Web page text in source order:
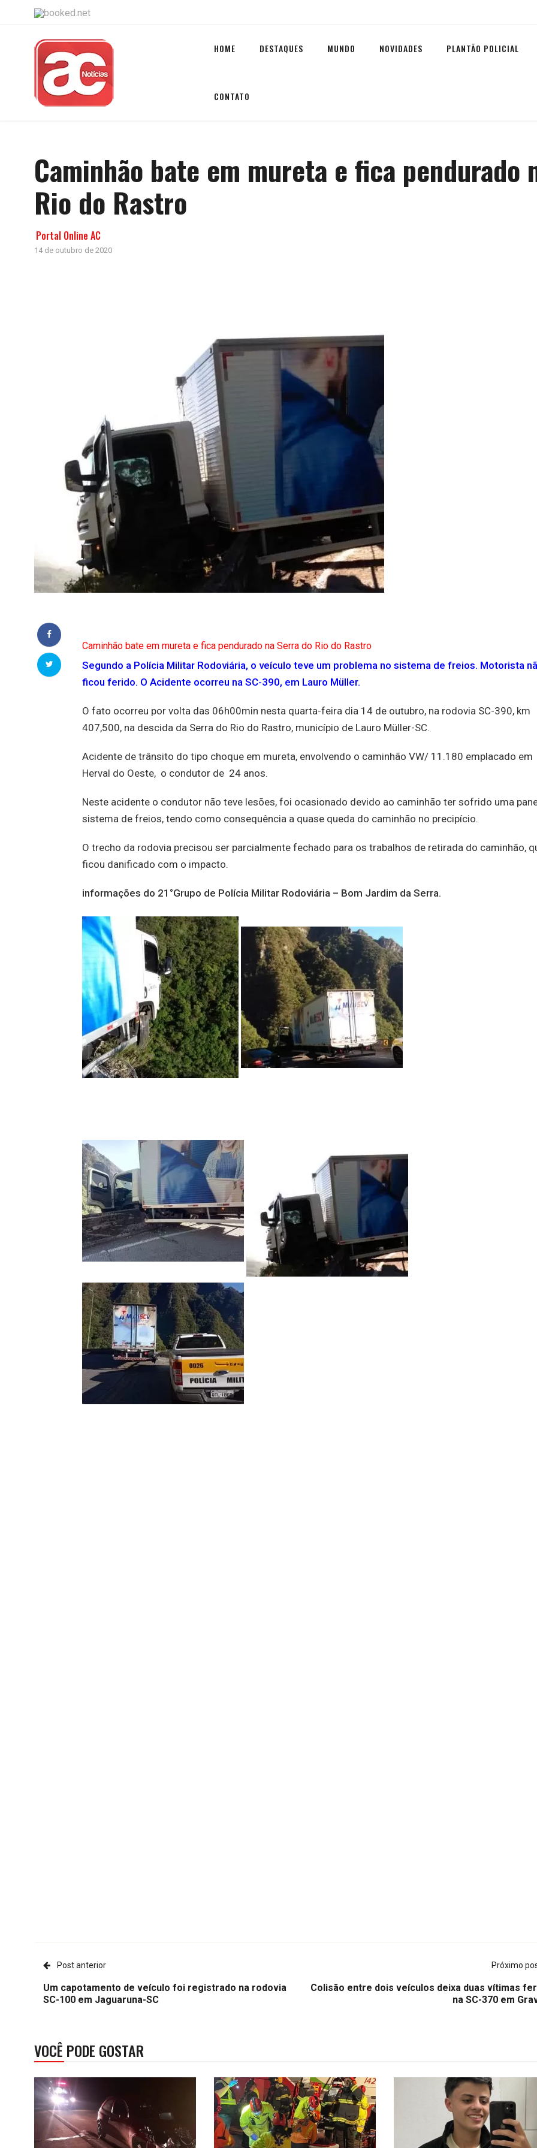
HOME DESTAQUES MUNDO NOVIDADES PLANTÃO POLICIAL
CONTATO
Caminhão bate em mureta e fica pendurado
Rio do Rastro
Portal Online AC
14 de outubro de 2020
Caminhão bate em mureta e fica pendurado na Serra do Rio do Rastro
Segundo a Polícia Militar Rodoviária, o veículo teve um problema no sistema de freios. Motorista
ficou ferido. O Acidente ocorreu na SC-390, em Lauro Müller.
O fato ocorreu por volta das 06h00min nesta quarta-feira dia 14 de outubro, na rodovia SC-390, km
407,500, na descida da Serra do Rio do Rastro, município de Lauro Müller-SC.
Acidente de trânsito do tipo choque em mureta, envolvendo o caminhão VW/ 11.180 emplacado em
Herval do Oeste, o condutor de 24 anos.
Neste acidente o condutor não teve lesões, foi ocasionado devido ao caminhão ter sofrido uma
sistema de freios, tendo como consequência a quase queda do caminhão no precipício.
O trecho da rodovia precisou ser parcialmente fechado para os trabalhos de retirada do caminhão,
ficou danificado com o impacto.
informações do 21°Grupo de Polícia Militar Rodoviária – Bom Jardim da Serra.
Post anterior
Um capotamento de veículo foi registrado na rodovia
SC-100 em Jaguaruna-SC
Próximo
Colisão entre dois veículos deixa duas vítimas
na SC-370 em
VOCÊ PODE GOSTAR